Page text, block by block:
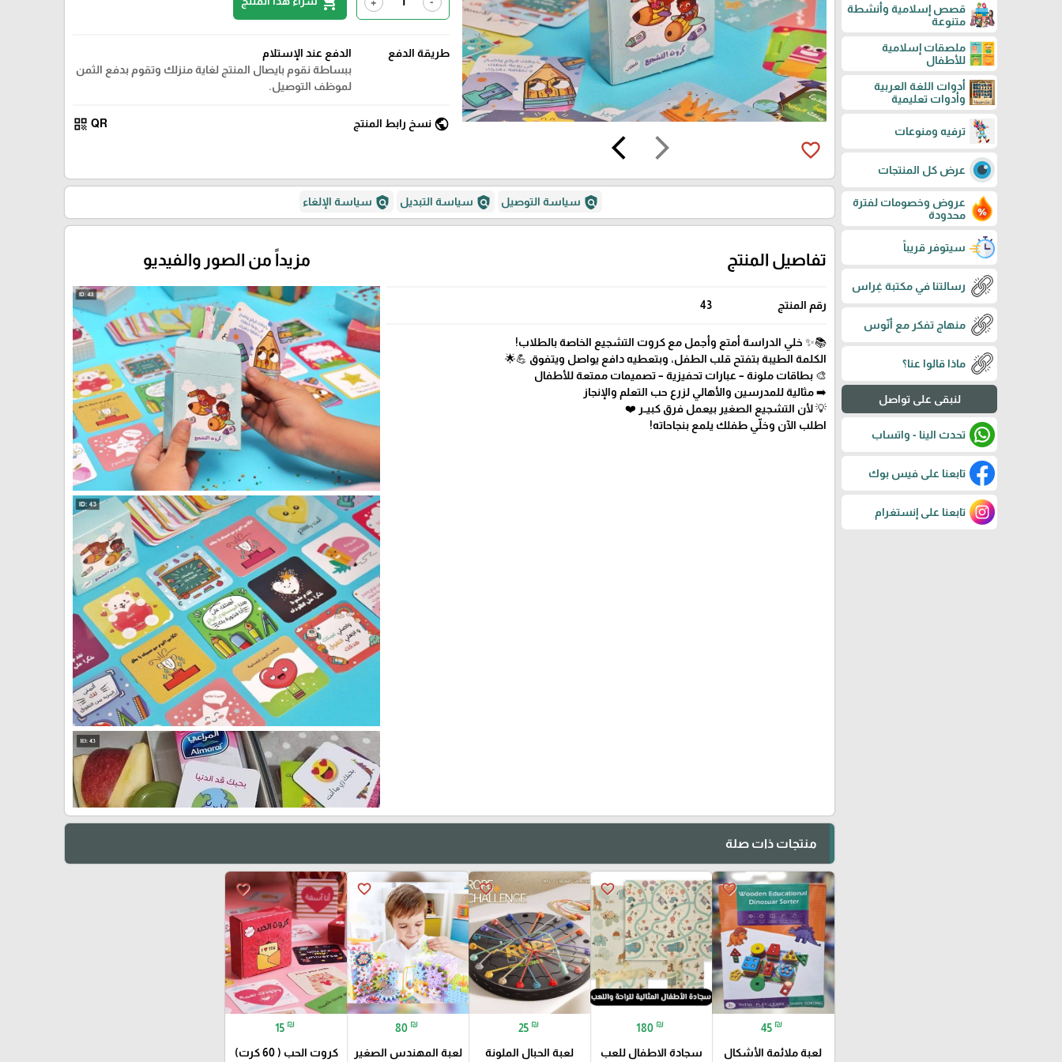
قصص إسلامية وأنشطة
متنوعة
ملصقات إسلامية
للأطفال
أدوات اللغة العربية
وأدوات تعليمية
ترفيه ومنوعات
عرض كل المنتجات
عروض وخصومات لفترة
محدودة
سيتوفر قريباً
رسالتنا في مكتبة غِراس
منهاج تفكر مع أنّوس
ماذا قالوا عنا؟
لنبقى على تواصل
تحدث الينا - واتساب
تابعنا على فيس بوك
تابعنا على إنستغرام
arrow_forward_ios
arrow_back_ios favorite_border
طريقة الدفع
الدفع عند الإستلام
ببساطة نقوم بايصال المنتج لغاية منزلك وتقوم بدفع الثمن
لموظف التوصيل.
public نسخ رابط المنتج QR
qr_code
policy سياسة التوصيل policy سياسة التبديل policy سياسة الإلغاء
تفاصيل المنتج
رقم المنتج 43
📚✨ خلي الدراسة أمتع وأجمل مع كروت التشجيع الخاصة بالطلاب!
الكلمة الطيبة بتفتح قلب الطفل، وبتعطيه دافع يواصل ويتفوق 💪🌟
🎨 بطاقات ملونة – عبارات تحفيزية – تصميمات ممتعة للأطفال
➡️ مثالية للمدرسين والأهالي لزرع حب التعلم والإنجاز
💡 لأن التشجيع الصغير بيعمل فرق كبيــر ❤️
اطلب الآن وخلّي طفلك يلمع بنجاحاته!
مزيداً من الصور والفيديو
منتجات ذات صلة
favorite_border
45 ₪
لعبة ملائمة الأشكال
favorite_border
180 ₪
سجادة الاطفال للعب
favorite_border
25 ₪
لعبة الحبال الملونة
favorite_border
80 ₪
لعبة المهندس الصغير
favorite_border
15 ₪
كروت الحب ( 60 كرت)